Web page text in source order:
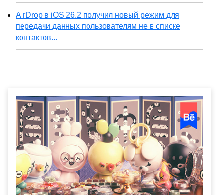
AirDrop в iOS 26.2 получил новый режим для
передачи данных пользователям не в списке
контактов...